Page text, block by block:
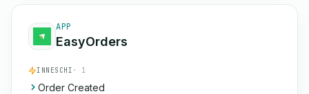
APP
EasyOrders
INNESCHI · 1
Order Created